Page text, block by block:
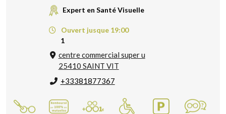
Expert en Santé Visuelle
Ouvert jusque 19:00
1
centre commercial super u
25410 SAINT VIT
+33381877367